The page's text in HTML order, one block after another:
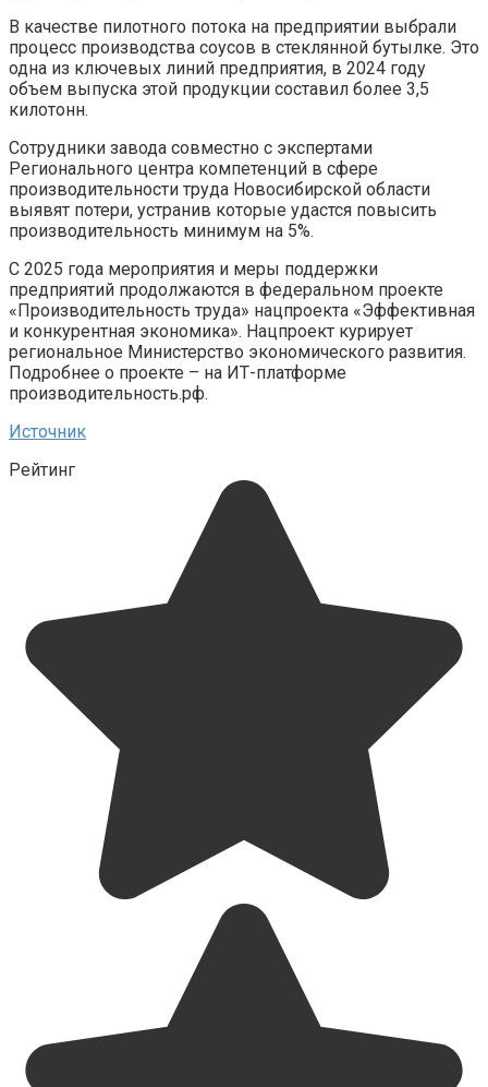
В качестве пилотного потока на предприятии выбрали
процесс производства соусов в стеклянной бутылке. Это
одна из ключевых линий предприятия, в 2024 году
объем выпуска этой продукции составил более 3,5
килотонн.
Сотрудники завода совместно с экспертами
Регионального центра компетенций в сфере
производительности труда Новосибирской области
выявят потери, устранив которые удастся повысить
производительность минимум на 5%.
С 2025 года мероприятия и меры поддержки
предприятий продолжаются в федеральном проекте
«Производительность труда» нацпроекта «Эффективная
и конкурентная экономика». Нацпроект курирует
региональное Министерство экономического развития.
Подробнее о проекте – на ИТ-платформе
производительность.рф.
Источник
Рейтинг